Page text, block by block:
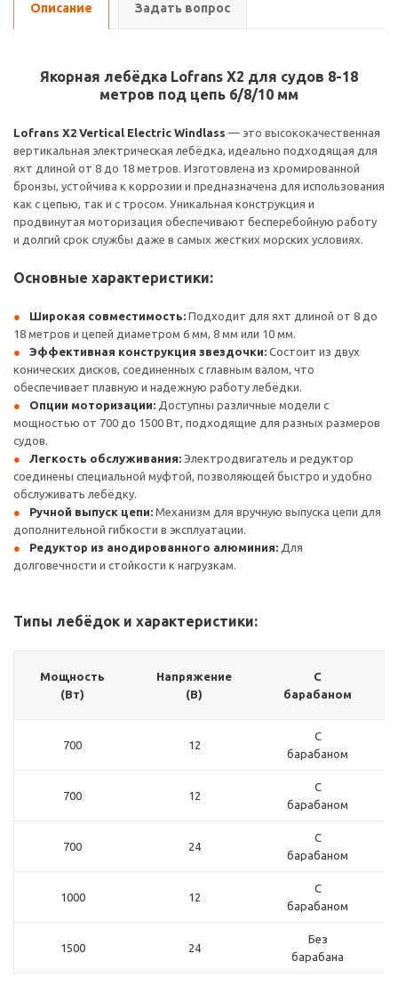
Описание Задать вопрос
Якорная лебёдка Lofrans X2 для судов 8-18
метров под цепь 6/8/10 мм
Lofrans X2 Vertical Electric Windlass — это высококачественная
вертикальная электрическая лебёдка, идеально подходящая для
яхт длиной от 8 до 18 метров. Изготовлена из хромированной
бронзы, устойчива к коррозии и предназначена для использования
как с цепью, так и с тросом. Уникальная конструкция и
продвинутая моторизация обеспечивают бесперебойную работу
и долгий срок службы даже в самых жестких морских условиях.
Основные характеристики:
Широкая совместимость: Подходит для яхт длиной от 8 до
18 метров и цепей диаметром 6 мм, 8 мм или 10 мм.
Эффективная конструкция звездочки: Состоит из двух
конических дисков, соединенных с главным валом, что
обеспечивает плавную и надежную работу лебёдки.
Опции моторизации: Доступны различные модели с
мощностью от 700 до 1500 Вт, подходящие для разных размеров
судов.
Легкость обслуживания: Электродвигатель и редуктор
соединены специальной муфтой, позволяющей быстро и удобно
обслуживать лебёдку.
Ручной выпуск цепи: Механизм для вручную выпуска цепи для
дополнительной гибкости в эксплуатации.
Редуктор из анодированного алюминия: Для
долговечности и стойкости к нагрузкам.
Типы лебёдок и характеристики:
Мощность
(Вт)
Напряжение
(В)
С
барабаном
700 12
С
барабаном
700 12
С
барабаном
700 24
С
барабаном
1000 12
С
барабаном
1500 24
Без
барабана